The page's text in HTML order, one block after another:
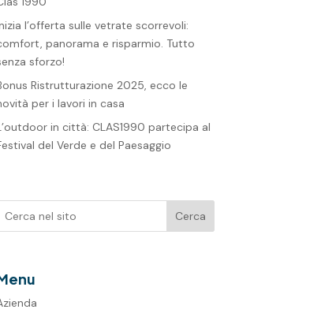
l’offerta sulle vetrate scorrevoli:
panorama e risparmio. Tutto
sforzo!
Ristrutturazione 2025, ecco le
per i lavori in casa
in città: CLAS1990 partecipa al
del Verde e del Paesaggio
Cerca